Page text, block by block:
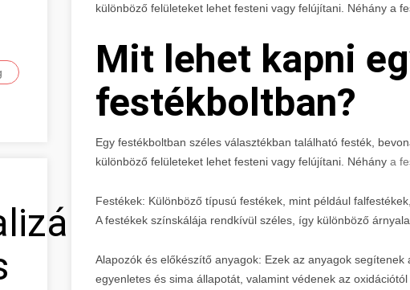
különböző felületeket lehet festeni vagy felújítani. Néhány a
Mit lehet kapni
festékboltban?
Egy festékboltban széles választékban található festék,
különböző felületeket lehet festeni vagy felújítani. Néhány a
Festékek: Különböző típusú festékek, mint például
A festékek színskálája rendkívül széles, így különböző
Alapozók és előkészítő anyagok: Ezek az anyagok
egyenletes és sima állapotát, valamint védenek az oxidációtól